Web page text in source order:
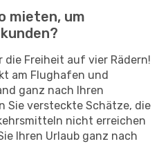
mieten, um
Freiheit auf vier Rädern!
am Flughafen und
ganz nach Ihren
Sie versteckte Schätze, die
nicht erreichen
Ihren Urlaub ganz nach